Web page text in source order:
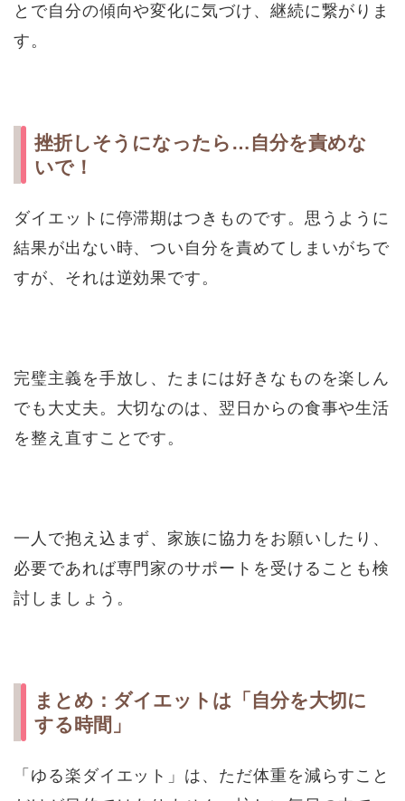
とで自分の傾向や変化に気づけ、継続に繋がりま
す。
挫折しそうになったら…自分を責めな
いで！
ダイエットに停滞期はつきものです。思うように
結果が出ない時、つい自分を責めてしまいがちで
すが、それは逆効果です。
完璧主義を手放し、たまには好きなものを楽しん
でも大丈夫。大切なのは、翌日からの食事や生活
を整え直すことです。
一人で抱え込まず、家族に協力をお願いしたり、
必要であれば専門家のサポートを受けることも検
討しましょう。
まとめ：ダイエットは「自分を大切に
する時間」
「ゆる楽ダイエット」は、ただ体重を減らすこと